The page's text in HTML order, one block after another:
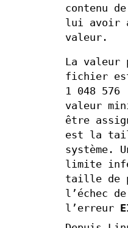
contenu
lui avoir
valeur.
La valeur
fichier
1 048
valeur
être
est la
système.
limite
taille de
l’échec de
l’erreur